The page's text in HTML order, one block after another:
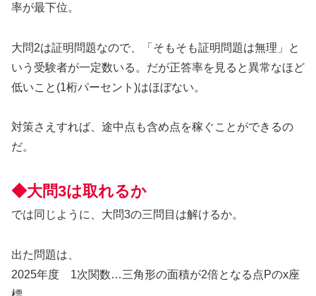
率が最下位。
大問2は証明問題なので、「そもそも証明問題は無理」と
いう受験者が一定数いる。だが正答率を見ると異常なほど
低いこと(1桁パーセント)はほぼない。
対策さえすれば、途中点も含め点を稼ぐことができるの
だ。
◆大問3は取れるか
では同じように、大問3の三問目は解けるか。
出た問題は、
2025年度 1次関数…三角形の面積が2倍となる点Pのx座